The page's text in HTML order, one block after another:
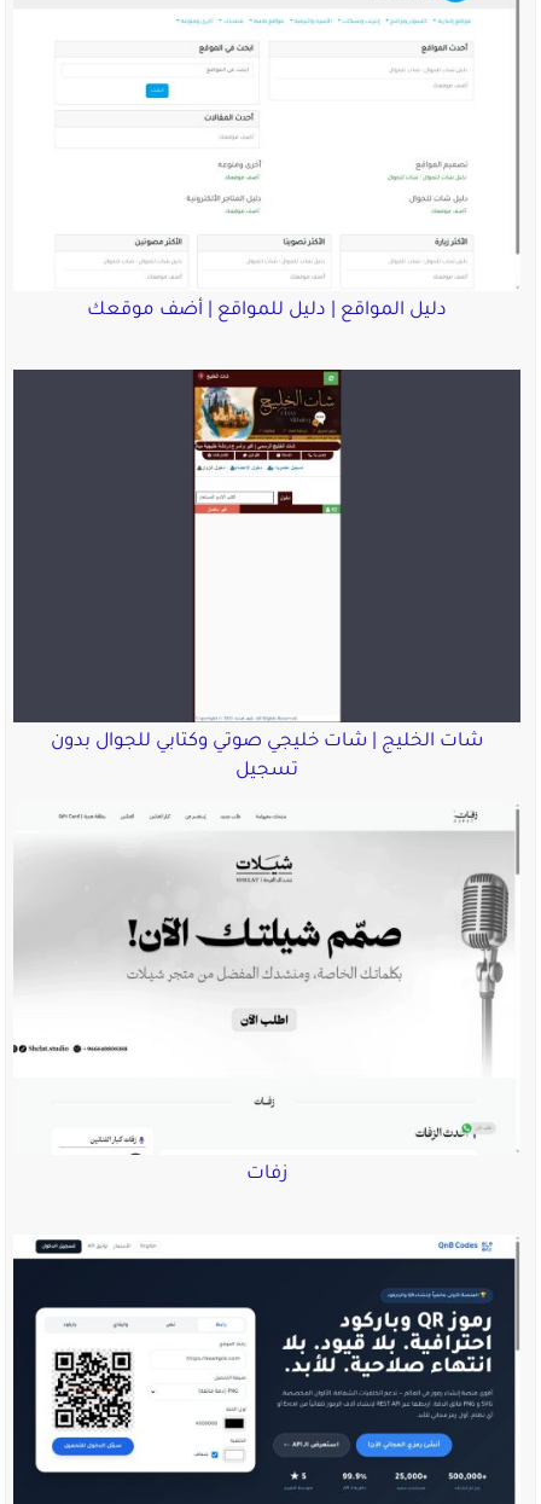
دليل المواقع | دليل للمواقع | أضف موقعك
شات الخليج | شات خليجي صوتي وكتابي للجوال بدون
تسجيل
زفات